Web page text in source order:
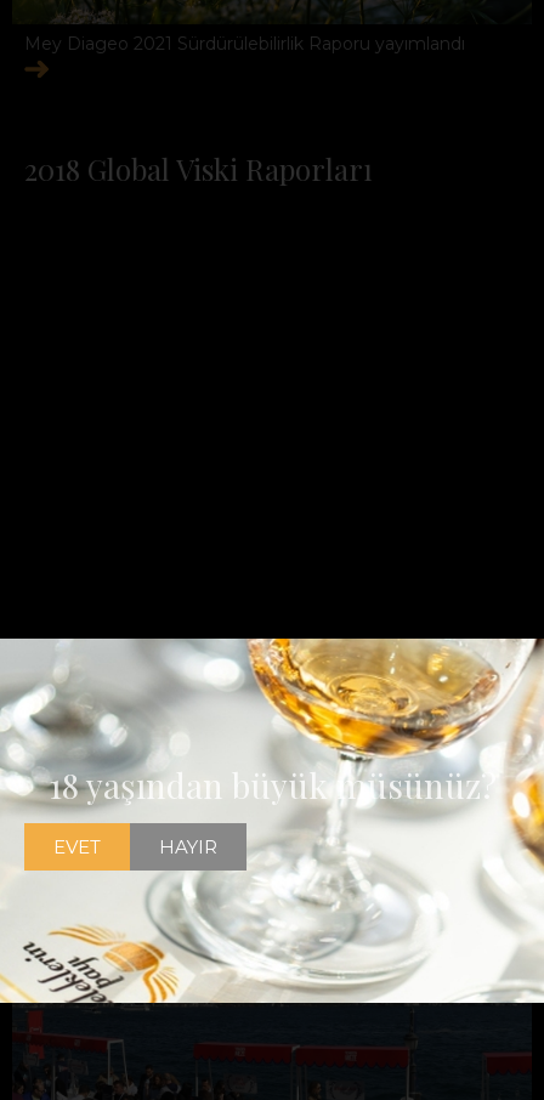
Mey Diageo 2021 Sürdürülebilirlik Raporu yayımlandı
2018 Global Viski Raporları
Dünya alkollü içecek devleri Diageo, Pernod Ricard ve
Brown-Forman 2018 yıllık raporlarını açıkladı
Yeniden Meze Festivali
18 yaşından büyük müsünüz?
EVET HAYIR